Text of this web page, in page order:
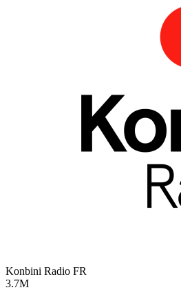
Konbini Radio FR
3.7M